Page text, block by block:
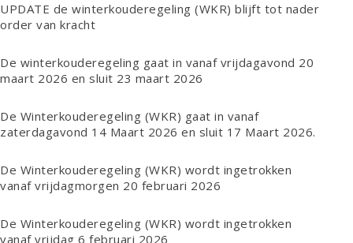
UPDATE de winterkouderegeling (WKR) blijft tot nader
order van kracht
De winterkouderegeling gaat in vanaf vrijdagavond 20
maart 2026 en sluit 23 maart 2026
De Winterkouderegeling (WKR) gaat in vanaf
zaterdagavond 14 Maart 2026 en sluit 17 Maart 2026.
De Winterkouderegeling (WKR) wordt ingetrokken
vanaf vrijdagmorgen 20 februari 2026
De Winterkouderegeling (WKR) wordt ingetrokken
vanaf vrijdag 6 februari 2026